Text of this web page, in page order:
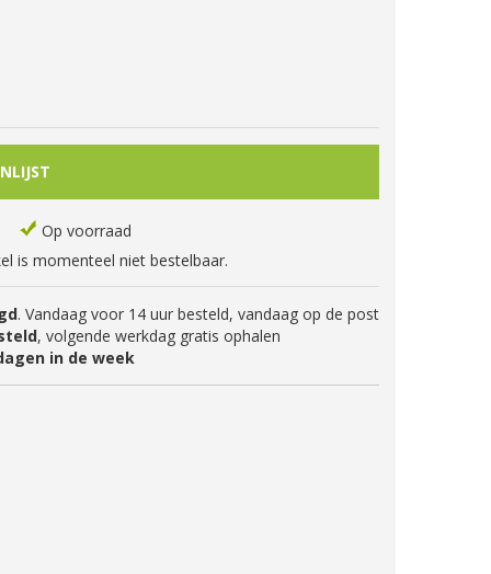
Op voorraad
is momenteel niet bestelbaar.
. Vandaag voor 14 uur besteld, vandaag op de post
, volgende werkdag gratis ophalen
in de week